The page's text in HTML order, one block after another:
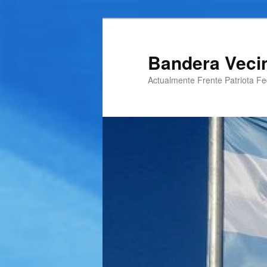
Bandera
Actualmente Frente Patriota